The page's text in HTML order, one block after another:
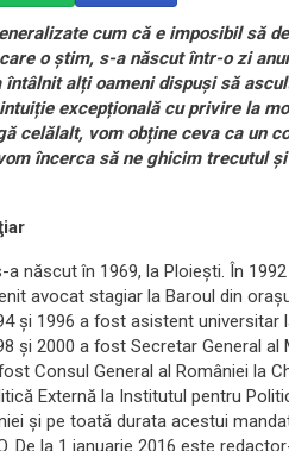
cum că e imposibil să
o știm, s-a născut într-o zi
întâlnit alți oameni dispuși să
excepțională cu privire la
celălalt, vom obține ceva ca un
încerca să ne ghicim trecutul
a născut în 1969, la Ploiești. În
avocat stagiar la Baroul din
și 1996 a fost asistent universitar
și 2000 a fost Secretar General
Consul General al României la
Externă la Institutul pentru
și pe toată durata acestui
De la 1 ianuarie 2016 este